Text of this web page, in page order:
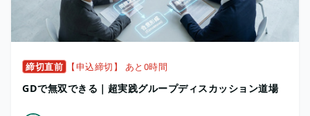
締切直前 【申込締切】 あと0時間
GDで無双できる｜超実践グループディスカッション道場